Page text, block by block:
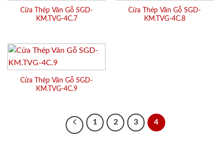
Cửa Thép Vân Gỗ SGD-
KM.TVG-4C.7
Cửa Thép Vân Gỗ SGD-
KM.TVG-4C.8
Cửa Thép Vân Gỗ SGD-
KM.TVG-4C.9
1 2 3 4